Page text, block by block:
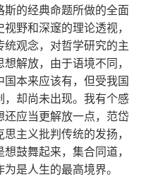
的经典命题所做的全面
野和深邃的理论透视，
观念，对哲学研究的主
解放，由于语境不同，
本来应该有，但受我国
却尚未出现。我有个感
应当更解放一点，范岱
主义批判传统的发扬，
鼓舞起来，集合同道，
为是人生的最高境界。